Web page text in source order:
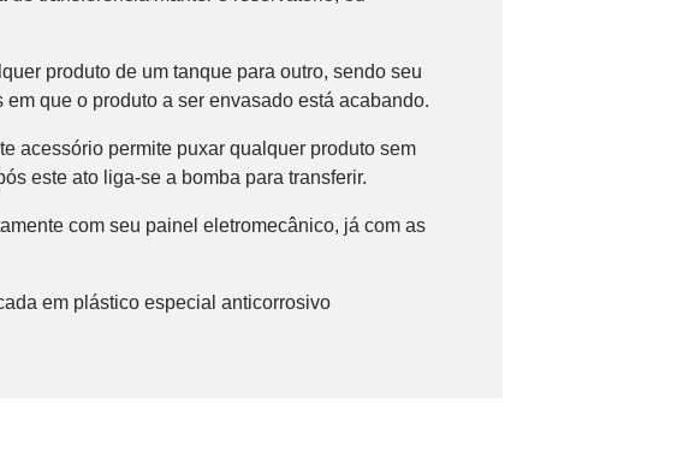
produto de um tanque para outro, sendo seu
que o produto a ser envasado está acabando.
acessório permite puxar qualquer produto sem
este ato liga-se a bomba para transferir.
com seu painel eletromecânico, já com as
em plástico especial anticorrosivo